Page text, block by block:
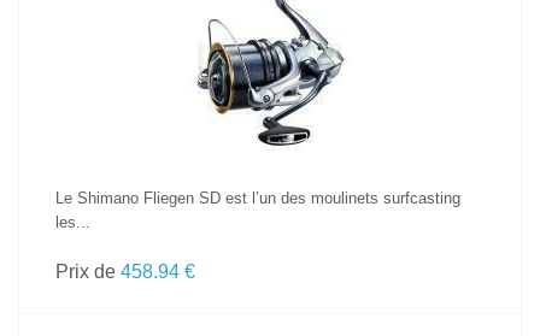
VOIR LE PRODUIT
Le Shimano Fliegen SD est l’un des moulinets surfcasting
les...
Prix de 458.94 €